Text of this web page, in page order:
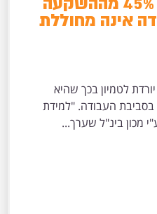
אינה מחוללת
יורדת לטמיון בכך שהיא
בסביבת העבודה. "למידת
מכון בינ"ל שערך...